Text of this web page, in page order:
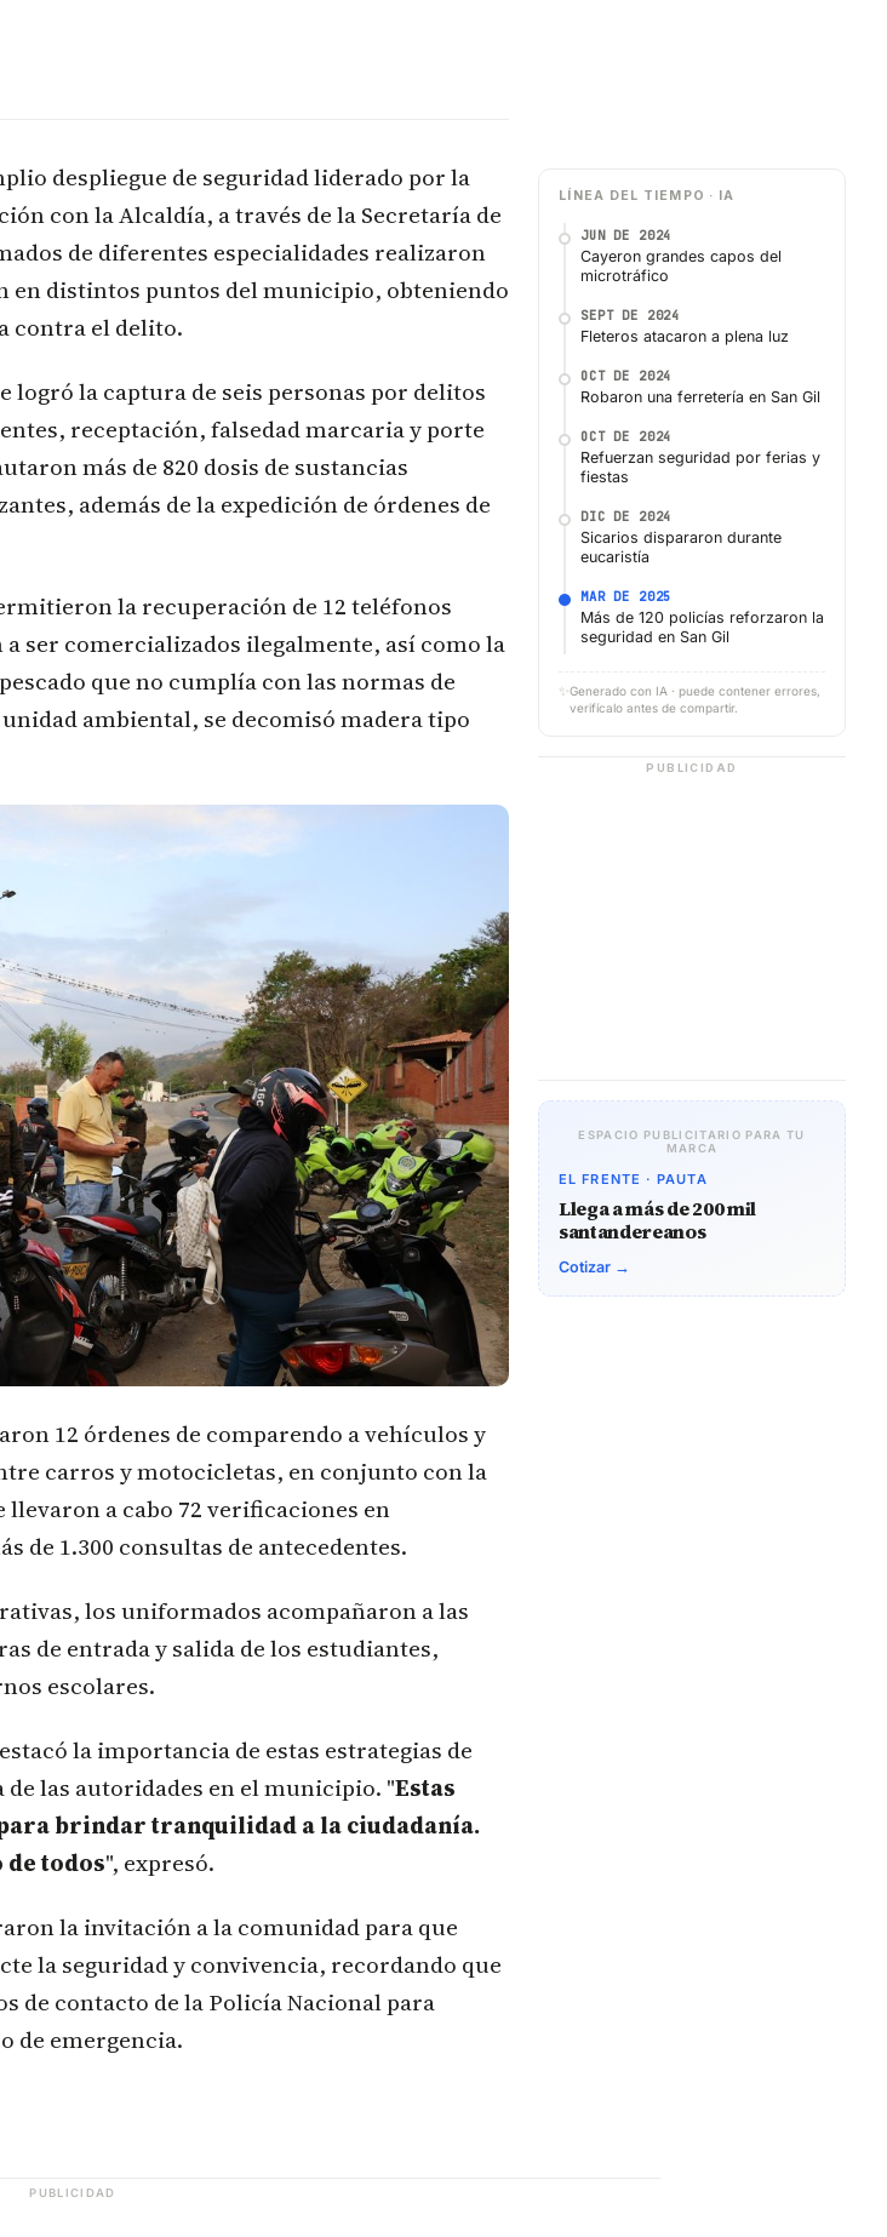
despliegue de seguridad liderado por la
con la Alcaldía, a través de la Secretaría de
de diferentes especialidades realizaron
en distintos puntos del municipio, obteniendo
contra el delito.
logró la captura de seis personas por delitos
receptación, falsedad marcaria y porte
más de 820 dosis de sustancias
además de la expedición de órdenes de
la recuperación de 12 teléfonos
ser comercializados ilegalmente, así como la
que no cumplía con las normas de
ambiental, se decomisó madera tipo
12 órdenes de comparendo a vehículos y
carros y motocicletas, en conjunto con la
a cabo 72 verificaciones en
de 1.300 consultas de antecedentes.
los uniformados acompañaron a las
de entrada y salida de los estudiantes,
escolares.
la importancia de estas estrategias de
las autoridades en el municipio. "Estas
brindar tranquilidad a la ciudadanía.
todos", expresó.
la invitación a la comunidad para que
la seguridad y convivencia, recordando que
de contacto de la Policía Nacional para
de emergencia.
LÍNEA DEL TIEMPO · IA
JUN DE 2024
Cayeron grandes capos del
microtráfico
SEPT DE 2024
Fleteros atacaron a plena luz
OCT DE 2024
Robaron una ferretería en San Gil
OCT DE 2024
Refuerzan seguridad por ferias y
fiestas
DIC DE 2024
Sicarios dispararon durante
eucaristía
MAR DE 2025
Más de 120 policías reforzaron la
seguridad en San Gil
✨ Generado con IA · puede contener errores,
verifícalo antes de compartir.
PUBLICIDAD
ESPACIO PUBLICITARIO PARA TU
MARCA
EL FRENTE · PAUTA
Llega a más de 200 mil
santandereanos
Cotizar →
PUBLICIDAD